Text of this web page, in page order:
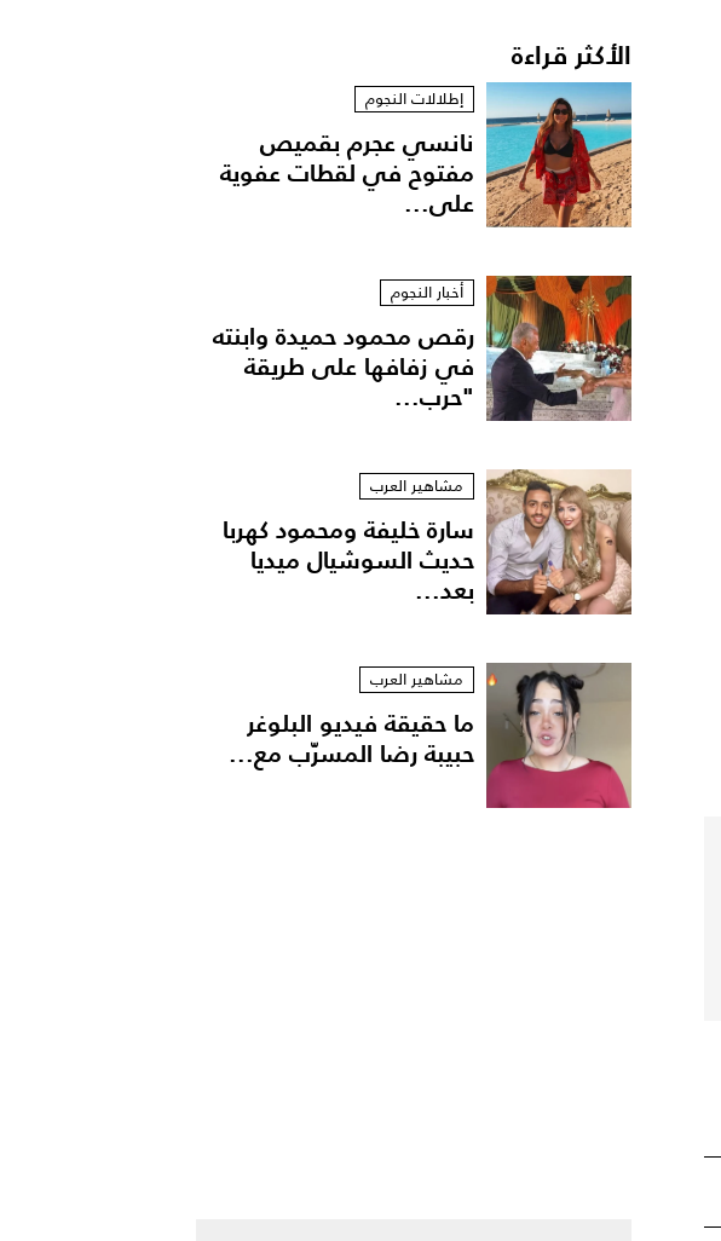
الأكثر قراءة
إطلالات النجوم
نانسي عجرم بقميص
مفتوح في لقطات عفوية
على...
أخبار النجوم
رقص محمود حميدة وابنته
في زفافها على طريقة
"حرب...
مشاهير العرب
سارة خليفة ومحمود كهربا
حديث السوشيال ميديا
بعد...
مشاهير العرب
ما حقيقة فيديو البلوغر
حبيبة رضا المسرّب مع...